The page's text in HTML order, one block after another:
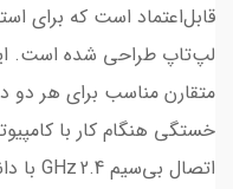
قابل‌اعتماد است که برای
لپ‌تاپ طراحی شده است.
متقارن مناسب برای هر
خستگی هنگام کار با